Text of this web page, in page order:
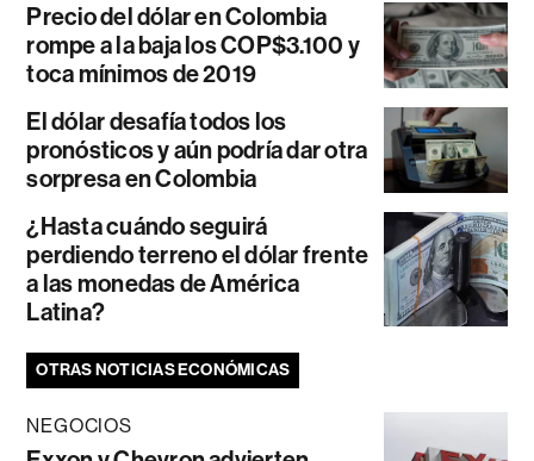
Precio del dólar en Colombia
rompe a la baja los COP$3.100 y
toca mínimos de 2019
El dólar desafía todos los
pronósticos y aún podría dar otra
sorpresa en Colombia
¿Hasta cuándo seguirá
perdiendo terreno el dólar frente
a las monedas de América
Latina?
OTRAS NOTICIAS ECONÓMICAS
NEGOCIOS